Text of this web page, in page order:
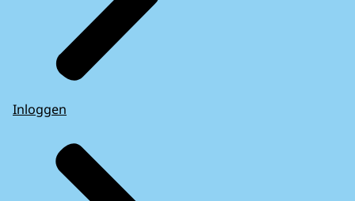
Inloggen